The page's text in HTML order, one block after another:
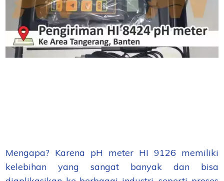
Mengapa? Karena pH meter HI 9126 memiliki
kelebihan yang sangat banyak dan bisa